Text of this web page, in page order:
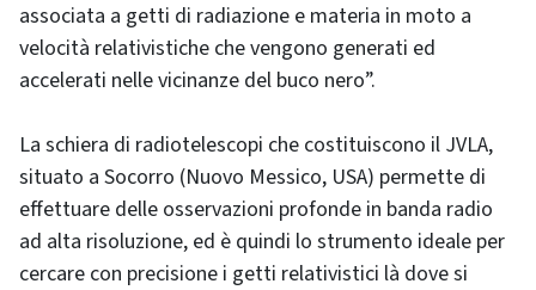
associata a getti di radiazione e materia in moto a
velocità relativistiche che vengono generati ed
accelerati nelle vicinanze del buco nero”.
La schiera di radiotelescopi che costituiscono il JVLA,
situato a Socorro (Nuovo Messico, USA) permette di
effettuare delle osservazioni profonde in banda radio
ad alta risoluzione, ed è quindi lo strumento ideale per
cercare con precisione i getti relativistici là dove si